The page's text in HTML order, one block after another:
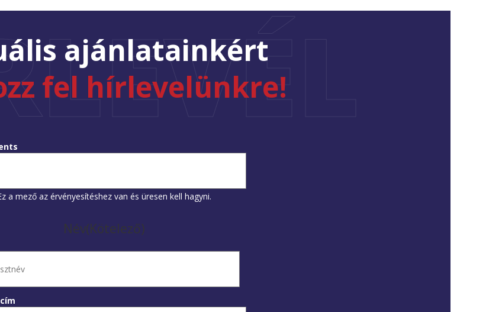
ajánlatainkért
fel hírlevelünkre!
a mező az érvényesítéshez van és üresen kell hagyni.
Név(Kötelező)